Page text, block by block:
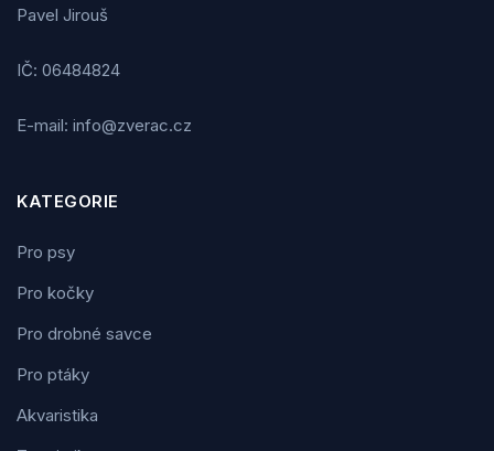
Pavel Jirouš
IČ: 06484824
E-mail: info@zverac.cz
KATEGORIE
Pro psy
Pro kočky
Pro drobné savce
Pro ptáky
Akvaristika